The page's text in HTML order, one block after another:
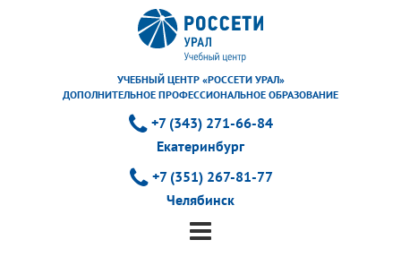
УЧЕБНЫЙ ЦЕНТР «РОССЕТИ УРАЛ»
ДОПОЛНИТЕЛЬНОЕ ПРОФЕССИОНАЛЬНОЕ ОБРАЗОВАНИЕ
+7 (343) 271-66-84
Екатеринбург
+7 (351) 267-81-77
Челябинск